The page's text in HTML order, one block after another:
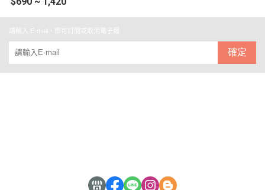
請輸入 E-mail，即可訂閱或取消電子報
確定